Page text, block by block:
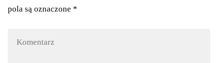
pola są oznaczone *